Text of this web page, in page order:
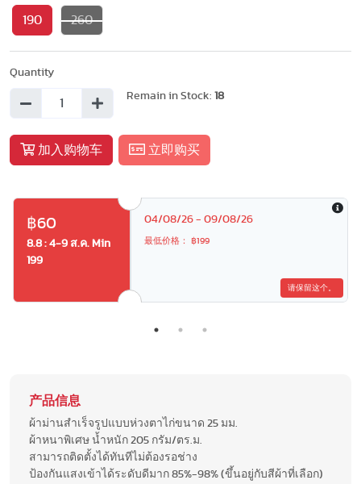
190 260
Quantity
Remain in Stock: 18
加入购物车 立即购买
฿60
8.8 : 4-9 ส.ค. Min
199
04/08/26 - 09/08/26
最低价格： ฿199
请保留这个。
产品信息
ผ้าม่านสำเร็จรูปแบบห่วงตาไก่ขนาด 25 มม.
ผ้าหนาพิเศษ น้ำหนัก 205 กรัม/ตร.ม.
สามารถติดตั้งได้ทันทีไม่ต้องรอช่าง
ป้องกันแสงเข้าได้ระดับดีมาก 85%-98% (ขึ้นอยู่กับสีผ้าที่เลือก)